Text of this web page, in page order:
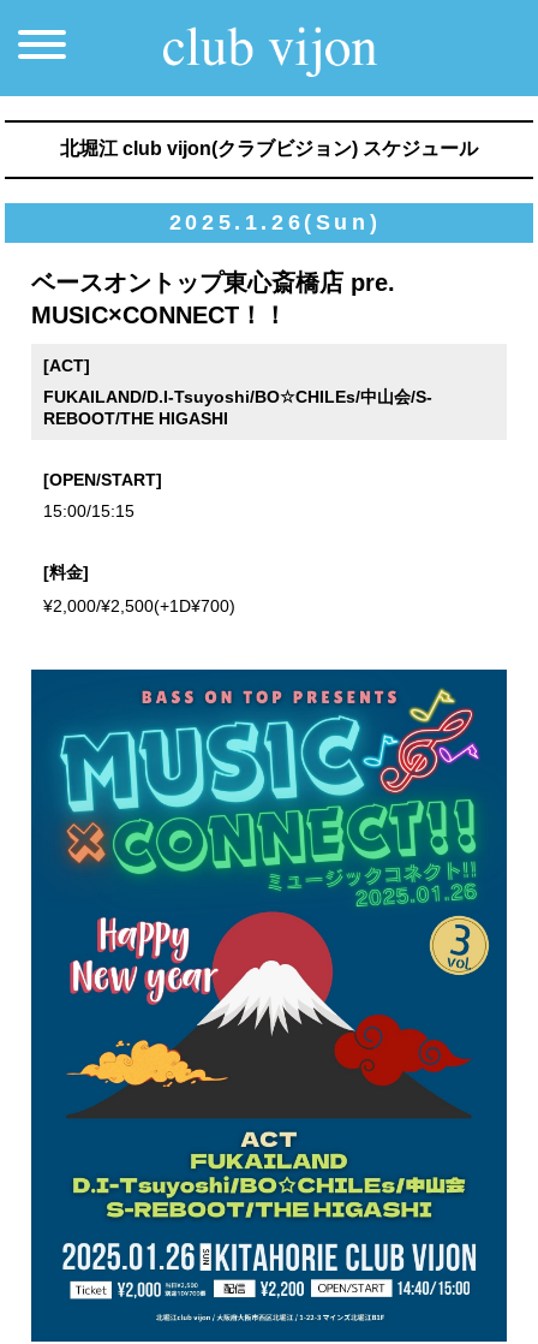
北堀江 club vijon(クラブビジョン) スケジュール
2025.1.26(Sun)
ベースオントップ東心斎橋店 pre.
MUSIC×CONNECT！！
[ACT]
FUKAILAND/D.I-Tsuyoshi/BO☆CHILEs/中山会/S-
REBOOT/THE HIGASHI
[OPEN/START]
15:00/15:15
[料金]
¥2,000/¥2,500(+1D¥700)